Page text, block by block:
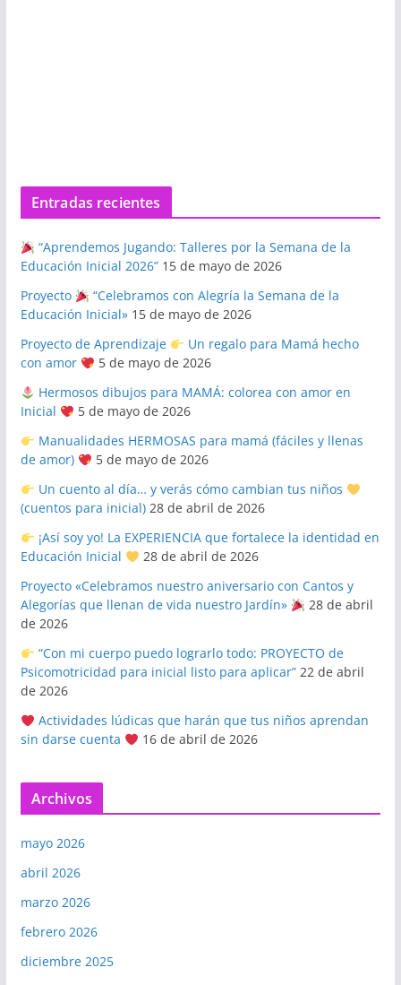
Entradas recientes
“Aprendemos Jugando: Talleres por la Semana de la
Educación Inicial 2026” 15 de mayo de 2026
Proyecto
“Celebramos con Alegría la Semana de la
Educación Inicial» 15 de mayo de 2026
Proyecto de Aprendizaje
Un regalo para Mamá hecho
con amor
5 de mayo de 2026
Hermosos dibujos para MAMÁ: colorea con amor en
Inicial
5 de mayo de 2026
Manualidades HERMOSAS para mamá (fáciles y llenas
de amor)
5 de mayo de 2026
Un cuento al día… y verás cómo cambian tus niños
(cuentos para inicial) 28 de abril de 2026
¡Así soy yo! La EXPERIENCIA que fortalece la identidad en
Educación Inicial
28 de abril de 2026
Proyecto «Celebramos nuestro aniversario con Cantos y
Alegorías que llenan de vida nuestro Jardín»
28 de abril
de 2026
“Con mi cuerpo puedo lograrlo todo: PROYECTO de
Psicomotricidad para inicial listo para aplicar” 22 de abril
de 2026
Actividades lúdicas que harán que tus niños aprendan
sin darse cuenta
16 de abril de 2026
Archivos
mayo 2026
abril 2026
marzo 2026
febrero 2026
diciembre 2025